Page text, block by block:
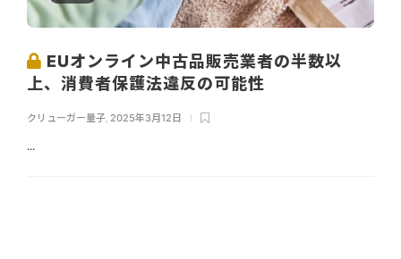
EUオンライン中古品販売業者の半数以
上、消費者保護法違反の可能性
クリューガー量子 2025年3月12日
...